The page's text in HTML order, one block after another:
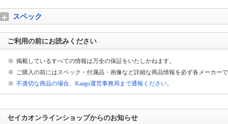
【石川県の大雨に伴う配送への影響について】
が生じております。
インボイス対応について
当店は適格請求書発行事業者（T3120001097087）です。詳細は当該ページをご参考く
家電設置について
スペック
ご利用の前にお読みください
※ 掲載しているすべての情報は万全の保証をいたしかねます。
※ ご購入の前にはスペック・付属品・画像など詳細な商品情報を必ず各メーカーで
※ 不適切な商品の場合、Kaago運営事務局まで通報ください。
セイカオンラインショップからのお知らせ